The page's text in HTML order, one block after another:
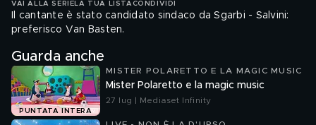
VAI ALLA SERIE LA TUA LISTA CONDIVIDI
Il cantante è stato candidato sindaco da Sgarbi - Salvini:
preferisco Van Basten.
Guarda anche
PUNTATA INTERA
MISTER POLARETTO E LA MAGIC MUSIC
Mister Polaretto e la magic music
27 lug | Mediaset Infinity